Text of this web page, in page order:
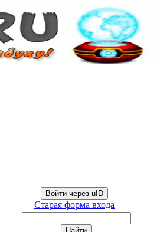
Войти через uID
Старая форма входа